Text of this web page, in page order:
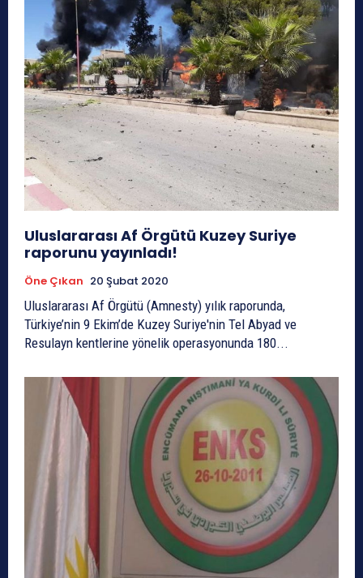
Uluslararası Af Örgütü Kuzey Suriye
raporunu yayınladı!
Öne Çıkan 20 Şubat 2020
Uluslararası Af Örgütü (Amnesty) yılık raporunda,
Türkiye’nin 9 Ekim’de Kuzey Suriye'nin Tel Abyad ve
Resulayn kentlerine yönelik operasyonunda 180...